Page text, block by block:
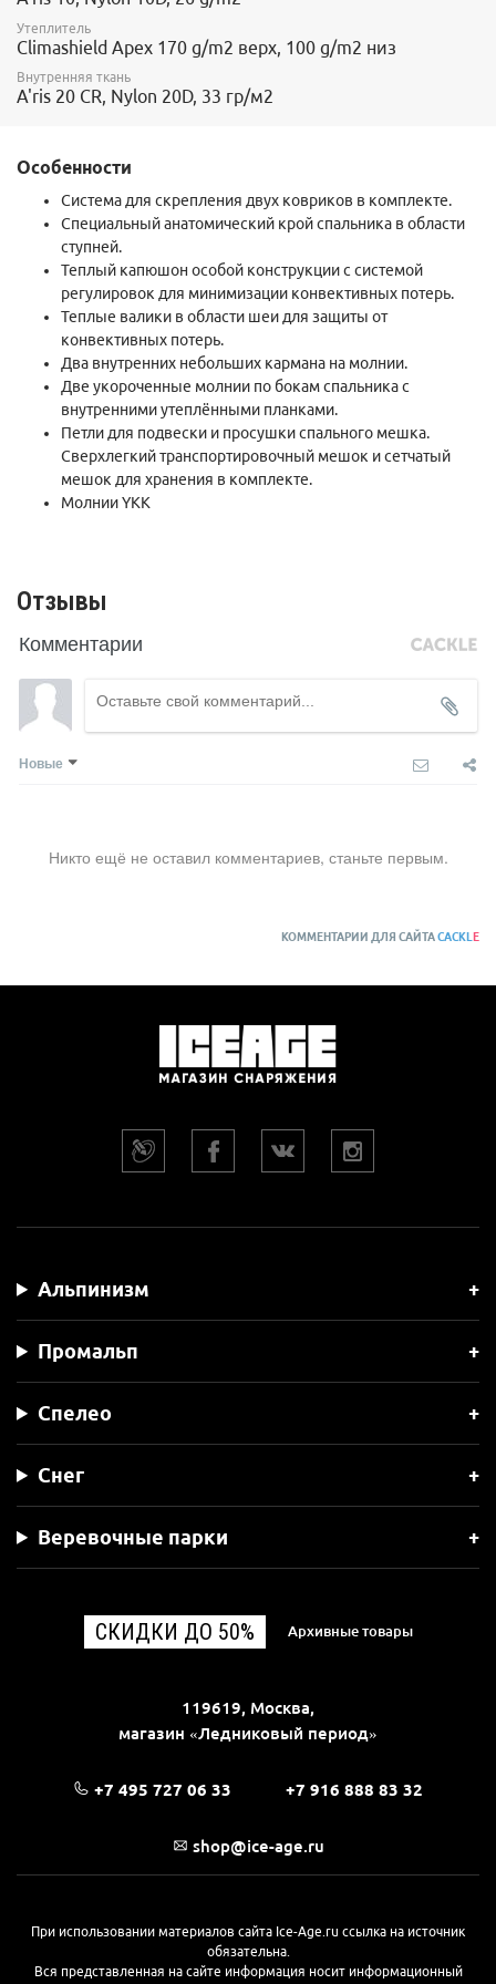
Утеплитель
Climashield Apex 170 g/m2 верх, 100 g/m2 низ
Внутренняя ткань
A'ris 20 CR, Nylon 20D, 33 гр/м2
Особенности
Система для скрепления двух ковриков в комплекте.
Специальный анатомический крой спальника в области
ступней.
Теплый капюшон особой конструкции с системой
регулировок для минимизации конвективных потерь.
Теплые валики в области шеи для защиты от
конвективных потерь.
Два внутренних небольших кармана на молнии.
Две укороченные молнии по бокам спальника с
внутренними утеплёнными планками.
Петли для подвески и просушки спального мешка.
Сверхлегкий транспортировочный мешок и сетчатый
мешок для хранения в комплекте.
Молнии YKK
Отзывы
Комментарии
Новые
Никто ещё не оставил комментариев, станьте первым.
КОММЕНТАРИИ ДЛЯ САЙТАCACKLE
Альпинизм
Промальп
Спелео
Снег
Веревочные парки
СКИДКИ ДО 50% Архивные товары
119619, Москва,
магазин «Ледниковый период»
+7 495 727 06 33 +7 916 888 83 32
shop@ice-age.ru
При использовании материалов сайта Ice-Age.ru ссылка на источник
обязательна.
Вся представленная на сайте информация носит информационный